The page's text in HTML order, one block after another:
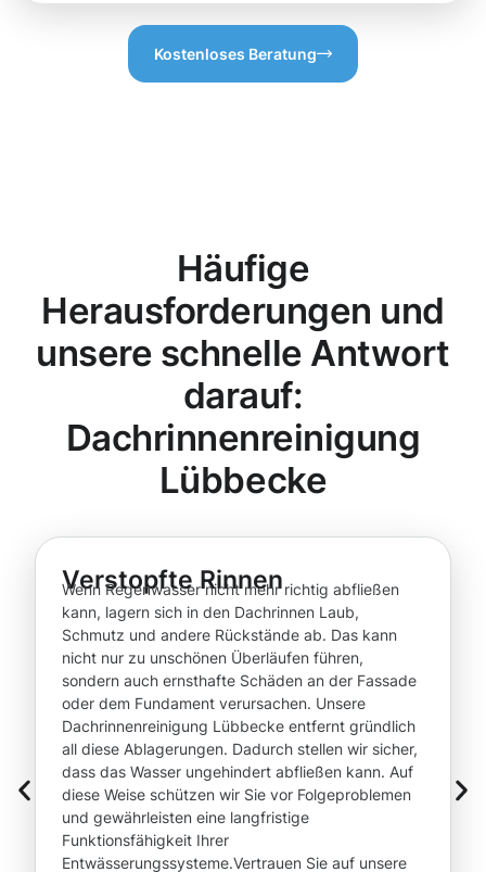
Kostenloses Beratung
Häufige
Herausforderungen und
unsere schnelle Antwort
darauf:
Dachrinnenreinigung
Lübbecke
Verstopfte Rinnen
Wenn Regenwasser nicht mehr richtig abfließen
kann, lagern sich in den Dachrinnen Laub,
Schmutz und andere Rückstände ab. Das kann
nicht nur zu unschönen Überläufen führen,
sondern auch ernsthafte Schäden an der Fassade
oder dem Fundament verursachen. Unsere
Dachrinnenreinigung Lübbecke entfernt gründlich
all diese Ablagerungen. Dadurch stellen wir sicher,
dass das Wasser ungehindert abfließen kann. Auf
diese Weise schützen wir Sie vor Folgeproblemen
und gewährleisten eine langfristige
Funktionsfähigkeit Ihrer
Entwässerungssysteme.Vertrauen Sie auf unsere